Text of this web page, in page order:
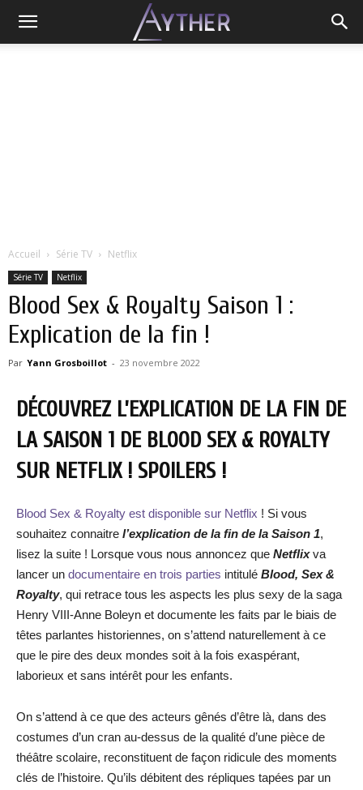
Accueil Série TV Netflix
Série TV Netflix
Blood Sex & Royalty Saison 1 :
Explication de la fin !
Par Yann Grosboillot - 23 novembre 2022
DÉCOUVREZ L’EXPLICATION DE LA FIN DE
LA SAISON 1 DE BLOOD SEX & ROYALTY
SUR NETFLIX ! SPOILERS !
Blood Sex & Royalty est disponible sur Netflix ! Si vous
souhaitez connaitre l’explication de la fin de la Saison 1,
lisez la suite ! Lorsque vous nous annoncez que Netflixva
lancer un documentaire en trois parties intitulé Blood, Sex &
Royalty, qui retrace tous les aspects les plus sexy de la saga
Henry VIII-Anne Boleyn et documente les faits par le biais de
têtes parlantes historiennes, on s’attend naturellement à ce
que le pire des deux mondes soit à la fois exaspérant,
laborieux et sans intérêt pour les enfants.
On s’attend à ce que des acteurs gênés d’être là, dans des
costumes d’un cran au-dessus de la qualité d’une pièce de
théâtre scolaire, reconstituent de façon ridicule des moments
clés de l’histoire. Qu’ils débitent des répliques tapées par un